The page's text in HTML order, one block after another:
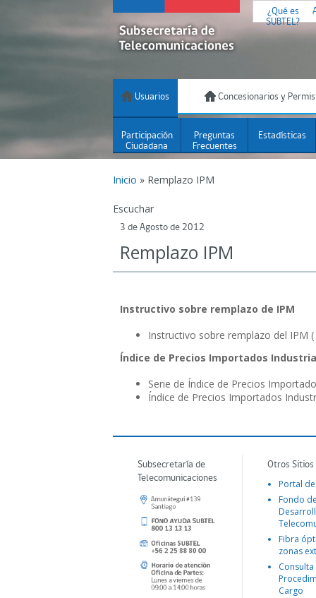
¿Qué es
SUBTEL?
Usuarios Concesionarios y
Participación
Ciudadana
Preguntas
Frecuentes
Estadísticas
Inicio » Remplazo IPM
Escuchar
3 de Agosto de 2012
Remplazo IPM
Instructivo sobre remplazo de IPM
Instructivo sobre remplazo del IPM (
Índice de Precios Importados
Serie de Índice de Precios
Índice de Precios Importados
Subsecretaría de
Telecomunicaciones
Otros
Portal
Fondo
Fibra
zonas
Consulta
Cargo